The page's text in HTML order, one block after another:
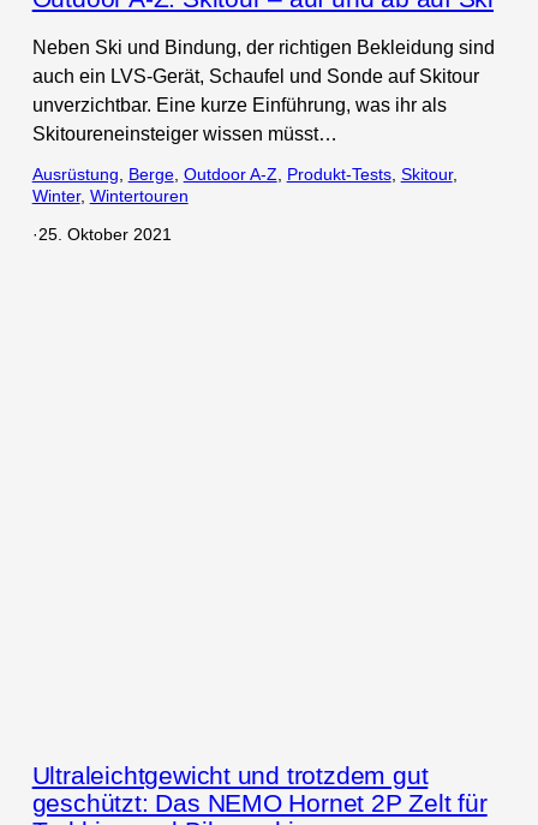
Neben Ski und Bindung, der richtigen Bekleidung sind
auch ein LVS-Gerät, Schaufel und Sonde auf Skitour
unverzichtbar. Eine kurze Einführung, was ihr als
Skitoureneinsteiger wissen müsst…
Ausrüstung Berge, Outdoor A-Z Produkt-Tests, Skitour
Winter, Wintertouren
·25. Oktober 2021
Ultraleichtgewicht und trotzdem gut
geschützt: Das NEMO Hornet 2P Zelt für